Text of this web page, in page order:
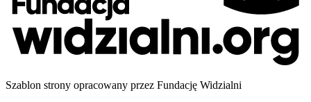
Szablon strony opracowany przez Fundację Widzialni